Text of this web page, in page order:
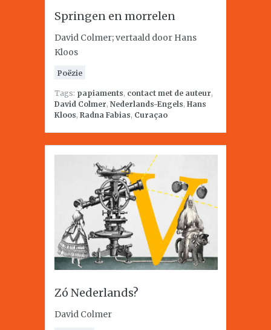
Springen en morrelen
David Colmer; vertaald door Hans
Kloos
Poëzie
Tags: papiaments, contact met de auteur,
David Colmer, Nederlands-Engels, Hans
Kloos, Radna Fabias, Curaçao
Zó Nederlands?
David Colmer